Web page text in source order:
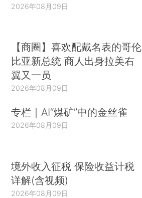
2026年08月09日
【商圈】喜欢配戴名表的哥伦
比亚新总统 商人出身拉美右
翼又一员
2026年08月09日
专栏｜AI“煤矿”中的金丝雀
2026年08月09日
境外收入征税 保险收益计税
详解(含视频)
2026年08月09日